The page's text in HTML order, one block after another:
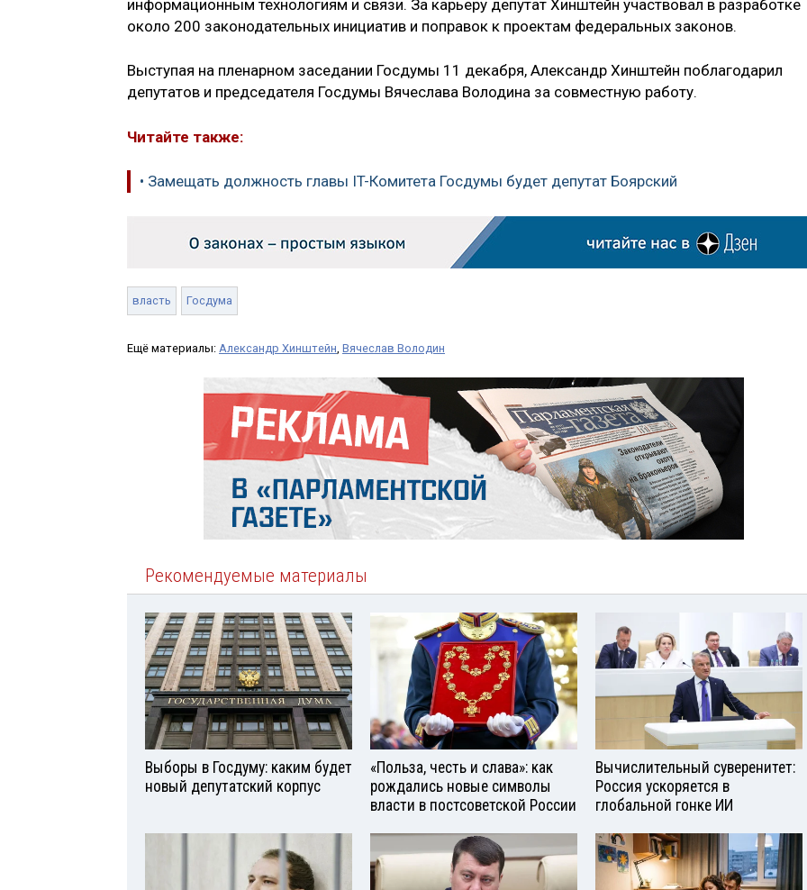
информационным технологиям и связи. За карьеру депутат Хинштейн участвовал в разработке
около 200 законодательных инициатив и поправок к проектам федеральных законов.
Выступая на пленарном заседании Госдумы 11 декабря, Александр Хинштейн поблагодарил
депутатов и председателя Госдумы Вячеслава Володина за совместную работу.
Читайте также:
• Замещать должность главы IT-Комитета Госдумы будет депутат Боярский
власть Госдума
Ещё материалы: Александр Хинштейн Вячеслав Володин
Рекомендуемые материалы
Выборы в Госдуму: каким будет
новый депутатский корпус
«Польза, честь и слава»: как
рождались новые символы
власти в постсоветской России
Вычислительный суверенитет:
Россия ускоряется в
глобальной гонке ИИ